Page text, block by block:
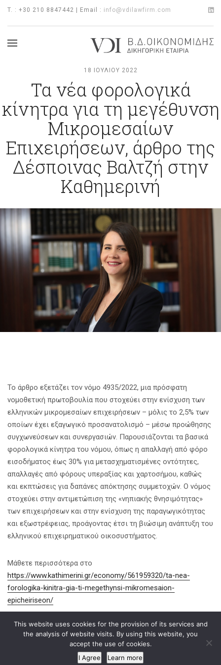
T. : +30 210 8847442 | Email : info@vdilawfirm.com
18 ΙΟΥΛΊΟΥ 2022
Τα νέα φορολογικά
κίνητρα για τη μεγέθυνση
Μικρομεσαίων
Επιχειρήσεων, άρθρο της
Δέσποινας Βαλτζή στην
Καθημερινή
Το άρθρο εξετάζει τον νόμο 4935/2022, μια πρόσφατη
νομοθετική πρωτοβουλία που στοχεύει στην ενίσχυση των
ελληνικών μικρομεσαίων επιχειρήσεων – μόλις το 2,5% των
οποίων έχει εξαγωγικό προσανατολισμό – μέσω προώθησης
συγχωνεύσεων και συνεργασιών. Παρουσιάζονται τα βασικά
φορολογικά κίνητρα του νόμου, όπως η απαλλαγή από φόρο
εισοδήματος έως 30% για μετασχηματισμένες οντότητες,
απαλλαγές από φόρους υπεραξίας και χαρτοσήμου, καθώς
και εκπτώσεις για δαπάνες απόκτησης συμμετοχών. Ο νόμος
στοχεύει στην αντιμετώπιση της «νηπιακής θνησιμότητας»
των επιχειρήσεων και στην ενίσχυση της παραγωγικότητας
και εξωστρέφειας, προάγοντας έτσι τη βιώσιμη ανάπτυξη του
ελληνικού επιχειρηματικού οικοσυστήματος.
Μάθετε περισσότερα στο
https://www.kathimerini.gr/economy/561959320/ta-nea-
forologika-kinitra-gia-ti-megethynsi-mikromesaion-
epicheiriseon/
Κοινοποίηση σε
This website uses cookies for the provision of its services and
the analysis of website visits. By using this website, you
accept the use of cookies.
I Agree
Learn more